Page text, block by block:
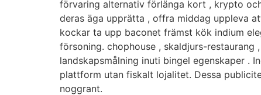
förvaring alternativ förlänga kort , krypto
deras äga upprätta , offra middag uppleva
kockar ta upp baconet främst kök indium
försoning. chophouse , skaldjurs-
landskapsmålning inuti bingel egenskaper .
plattform utan fiskalt lojalitet. Dessa
noggrant.